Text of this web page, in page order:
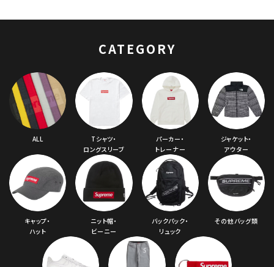
CATEGORY
ALL
Tシャツ・
ロングスリーブ
パーカー・
トレーナー
ジャケット・
アウター
キャップ・
ハット
ニット帽・
ビーニー
バックパック・
リュック
その他バッグ類